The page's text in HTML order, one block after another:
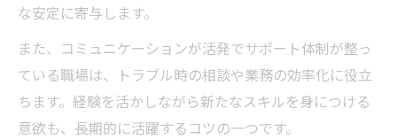
な安定に寄与します。
また、コミュニケーションが活発でサポート体制が整っ
ている職場は、トラブル時の相談や業務の効率化に役立
ちます。経験を活かしながら新たなスキルを身につける
意欲も、長期的に活躍するコツの一つです。